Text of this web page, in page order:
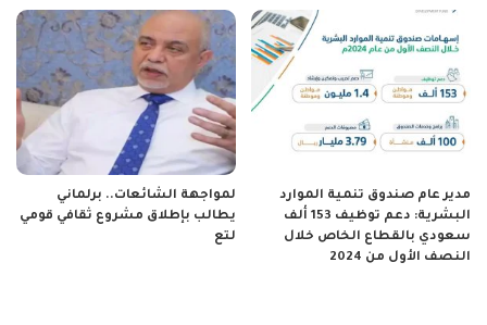
مدير عام صندوق تنمية الموارد
البشرية: دعم توظيف 153 ألف
سعودي بالقطاع الخاص خلال
النصف الأول من 2024
لمواجهة الشائعات.. برلماني
يطالب بإطلاق مشروع ثقافي قومي
لتع